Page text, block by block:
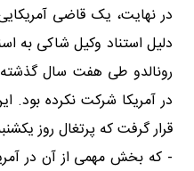
دلیل استناد وکیل شاکی به
رونالدو طی هفت سال گذشته
در آمریکا شرکت نکرده بود.
- که بخش مهمی از آن در